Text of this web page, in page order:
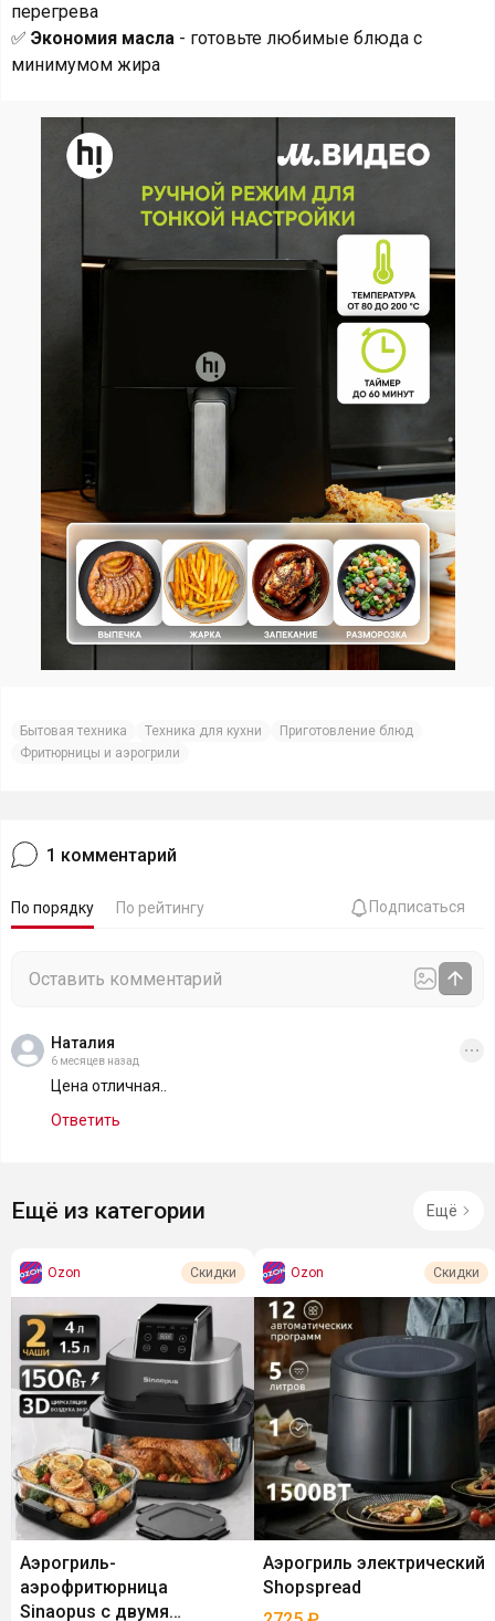
перегрева
✅ Экономия масла - готовьте любимые блюда с
минимумом жира
Бытовая техника Техника для кухни
Приготовление блюд
Фритюрницы и аэрогрили
1 комментарий
По порядку По рейтингу Подписаться
Наталия
6 месяцев назад
Цена отличная..
Ответить
Ещё из категории Ещё
Ozon Скидки
Аэрогриль-
аэрофритюрница
Sinaopus с двумя
Ozon Скидки
Аэрогриль электрический
Shopspread